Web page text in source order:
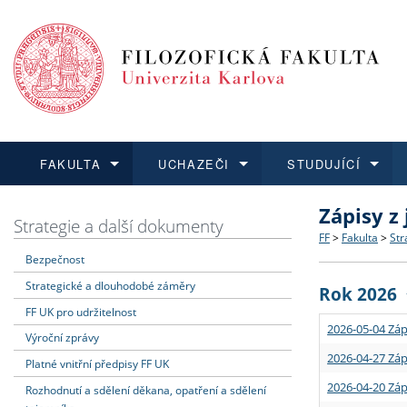
FAKULTA
Dozvědět se více
Struktura
Strategie
Podpora
UCHAZEČI
Podat přihlášku
Co
Učitelské
STUDUJÍCÍ
Dozvědět se více
Rigorózní
Dozvědět se více
O vědě a
Granty a
Dozvědět se více
Aktuální
Strategie a další dokumenty
Bezpečnost
Strategické a dlouhodobé záměry
FF UK pro udržitelnost
Výroční zprávy
Platné vnitřní předpisy FF UK
Rozhodnutí a sdělení děkana, opatření a sdělení
Zápisy
FF > Fakulta >
Rok 2026
2026-05-04
2026-04-27
2026-04-20